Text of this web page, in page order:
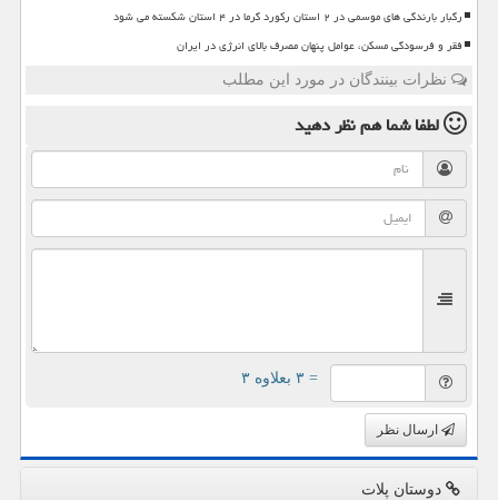
رگبار بارندگی های موسمی در ۲ استان رکورد گرما در ۴ استان شکسته می شود
فقر و فرسودگی مسکن، عوامل پنهان مصرف بالای انرژی در ایران
نظرات بینندگان در مورد این مطلب
لطفا شما همنظر دهید
= ۳ بعلاوه ۳
ارسال نظر
دوستان پلات